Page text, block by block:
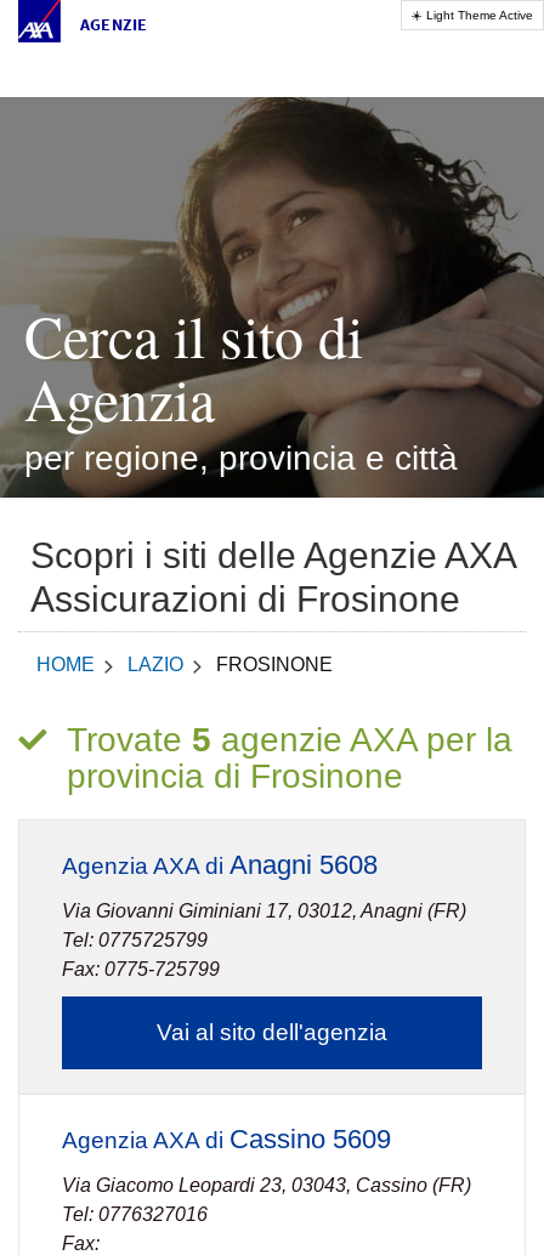
AGENZIE
Cerca il sito di
Agenzia
per regione, provincia e città
Scopri i siti delle Agenzie AXA
Assicurazioni di Frosinone
HOME LAZIO FROSINONE
Trovate 5 agenzie AXA per la
provincia di Frosinone
Agenzia AXA di Anagni 5608
Via Giovanni Giminiani 17, 03012, Anagni (FR)
Tel: 0775725799
Fax: 0775-725799
Vai al sito dell'agenzia
Agenzia AXA di Cassino 5609
Via Giacomo Leopardi 23, 03043, Cassino (FR)
Tel: 0776327016
Fax: